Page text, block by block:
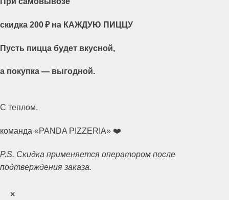
скидка 200 ₽ на КАЖДУЮ ПИЦЦУ
Пусть пицца будет вкусной,
а покупка — выгодной.
С теплом,
команда «PANDA PIZZERIA» ❤️
P.S. Скидка применяется оператором после
подтверждения заказа.
×